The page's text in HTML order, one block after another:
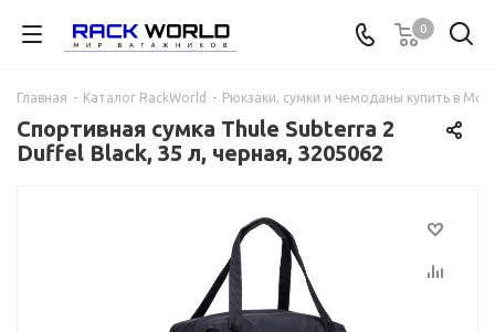
0
Главная - Каталог RackWorld - Рюкзаки, сумки и чемоданы купить в
Спортивная сумка Thule Subterra 2
Duffel Black, 35 л, черная, 3205062